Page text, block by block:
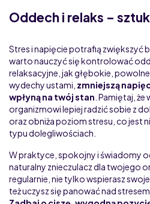
Oddech i relaks –
Stres i napięcie potrafią zwiększyć
warto nauczyć się kontrolować
relaksacyjne, jak głębokie,
wydechy ustami, zmniejszą
wpłyną na twój stan . Pamiętaj,
organizmowi lepiej radzić sobie z
oraz obniża poziom stresu, co jest
typu dolegliwościach.
W praktyce, spokojny i świadomy
naturalny znieczulacz dla twojego
regularnie, nie tylko wspierasz
też uczysz się panować nad